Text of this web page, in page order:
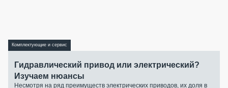
Комплектующие и сервис
Гидравлический привод или электрический?
Изучаем нюансы
Несмотря на ряд преимуществ электрических приводов, их доля в